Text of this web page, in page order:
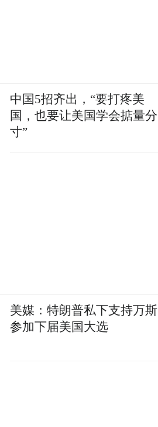
中国5招齐出，“要打疼美
国，也要让美国学会掂量分
寸”
美媒：特朗普私下支持万斯
参加下届美国大选